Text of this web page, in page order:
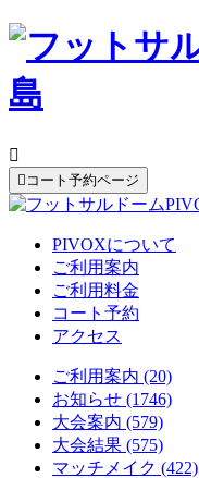

 コート予約ページ
PIVOXについて
ご利用案内
ご利用料金
コート予約
アクセス
ご利用案内 (20)
お知らせ (1746)
大会案内 (579)
大会結果 (575)
マッチメイク (422)